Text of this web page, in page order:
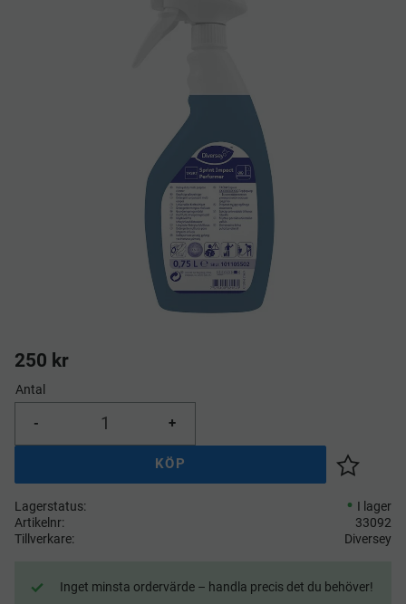
250 kr
Antal
+
-
KÖP
Lägg till
Lagerstatus
I lager
Artikelnr
33092
Tillverkare
Diversey
Inget minsta ordervärde – handla precis det du behöver!